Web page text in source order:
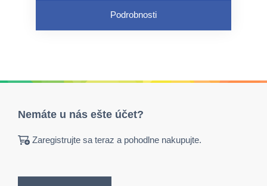
Podrobnosti
Nemáte u nás ešte účet?
Zaregistrujte sa teraz a pohodlne nakupujte.